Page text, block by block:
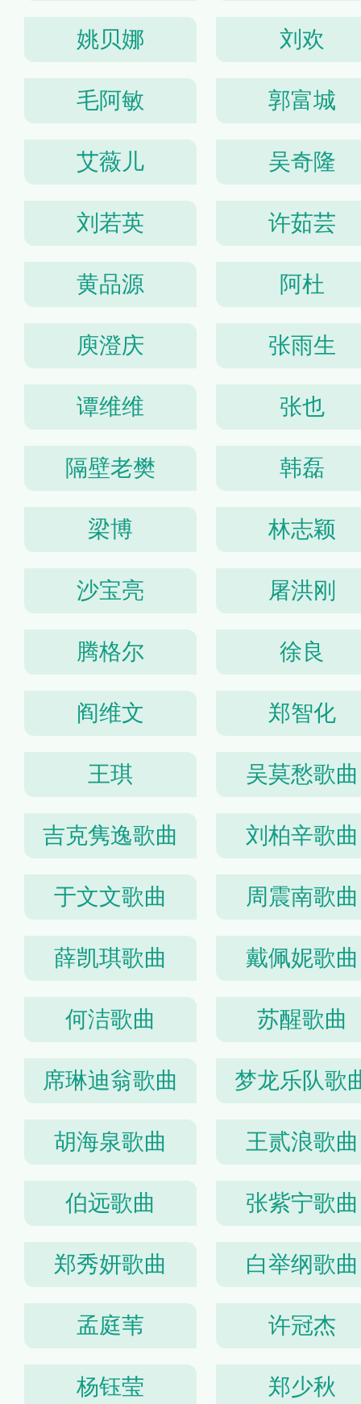
姚贝娜 刘欢
毛阿敏 郭富城
艾薇儿 吴奇隆
刘若英 许茹芸
黄品源 阿杜
庾澄庆 张雨生
谭维维 张也
隔壁老樊 韩磊
梁博 林志颖
沙宝亮 屠洪刚
腾格尔 徐良
阎维文 郑智化
王琪 吴莫愁歌曲
吉克隽逸歌曲 刘柏辛歌曲
于文文歌曲 周震南歌曲
薛凯琪歌曲 戴佩妮歌曲
何洁歌曲 苏醒歌曲
席琳迪翁歌曲 梦龙乐队歌
胡海泉歌曲 王贰浪歌曲
伯远歌曲 张紫宁歌曲
郑秀妍歌曲 白举纲歌曲
孟庭苇 许冠杰
杨钰莹 郑少秋